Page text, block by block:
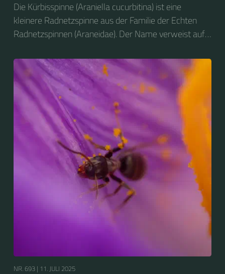
Die Kürbisspinne (Araniella cucurbitina) ist eine
kleinere Radnetzspinne aus der Familie der Echten
Radnetzspinnen (Araneidae). Der Name verweist auf
erinnernden Hinterleib.
NR. 693 | 11. JULI 2025